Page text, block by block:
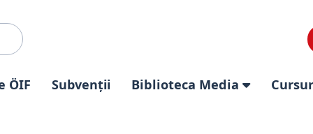
ÖIF Subvenții Biblioteca Media